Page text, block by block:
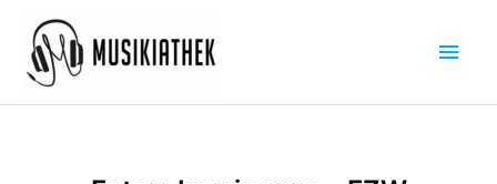
Inhalt
springen